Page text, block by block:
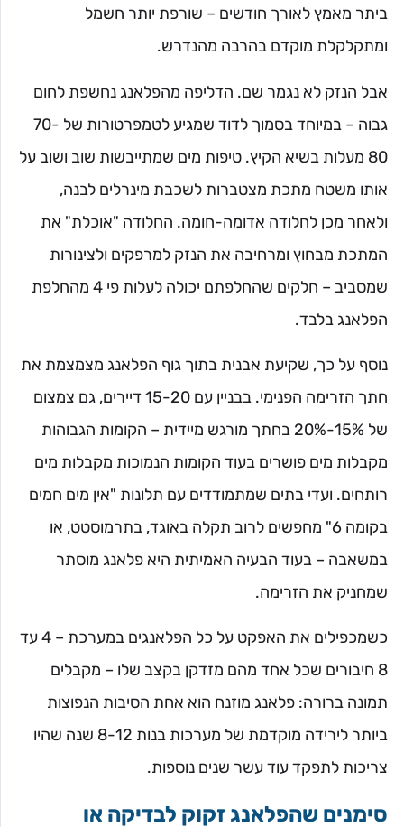
ביתר מאמץ לאורך חודשים – שורפת יותר חשמל
ומתקלקלת מוקדם בהרבה מהנדרש.
אבל הנזק לא נגמר שם. הדליפה מהפלאנג נחשפת לחום
גבוה – במיוחד בסמוך לדוד שמגיע לטמפרטורות של 70-
80 מעלות בשיא הקיץ. טיפות מים שמתייבשות שוב ושוב על
אותו משטח מתכת מצטברות לשכבת מינרלים לבנה,
ולאחר מכן לחלודה אדומה-חומה. החלודה "אוכלת" את
המתכת מבחוץ ומרחיבה את הנזק למרפקים ולצינורות
שמסביב – חלקים שהחלפתם יכולה לעלות פי 4 מהחלפת
הפלאנג בלבד.
נוסף על כך, שקיעת אבנית בתוך גוף הפלאנג מצמצמת את
חתך הזרימה הפנימי. בבניין עם 15-20 דיירים, גם צמצום
של 15%-20% בחתך מורגש מיידית – הקומות הגבוהות
מקבלות מים פושרים בעוד הקומות הנמוכות מקבלות מים
רותחים. ועדי בתים שמתמודדים עם תלונות "אין מים חמים
בקומה 6" מחפשים לרוב תקלה באוגד, בתרמוסטט, או
במשאבה – בעוד הבעיה האמיתית היא פלאנג מוסתר
שמחניק את הזרימה.
כשמכפילים את האפקט על כל הפלאנגים במערכת – 4 עד
8 חיבורים שכל אחד מהם מזדקן בקצב שלו – מקבלים
תמונה ברורה: פלאנג מוזנח הוא אחת הסיבות הנפוצות
ביותר לירידה מוקדמת של מערכות בנות 8-12 שנה שהיו
צריכות לתפקד עוד עשר שנים נוספות.
סימנים שהפלאנג זקוק לבדיקה או